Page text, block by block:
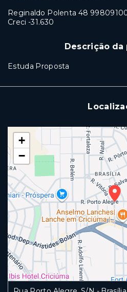
Reginaldo Polenta 48
Creci -31.630
Descrição
Estuda Proposta
+
−